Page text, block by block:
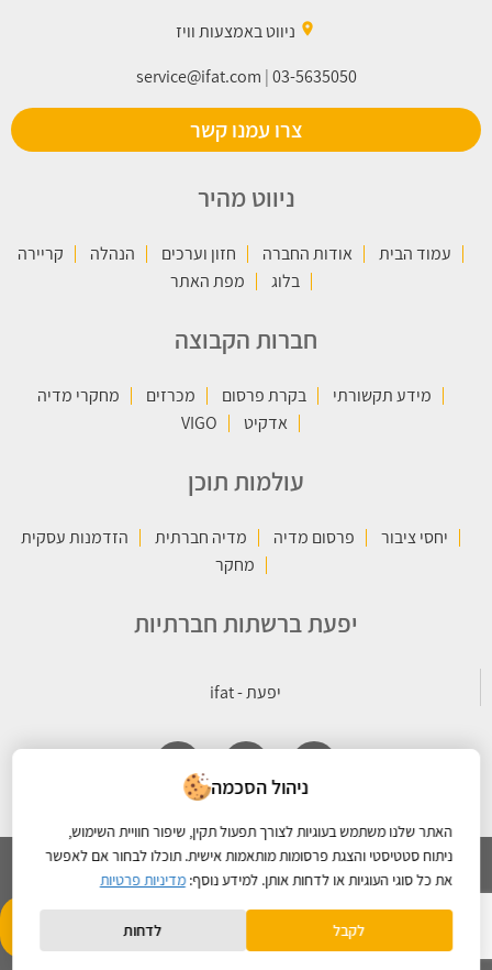
place ניווט באמצעות וויז
service@ifat.com |03-5635050
צרו עמנו קשר
ניווט מהיר
עמוד הבית אודות החברה חזון וערכים הנהלה
קריירה
בלוג
מפת האתר
חברות הקבוצה
מידע תקשורתי בקרת פרסום מכרזים
מחקרי מדיה
אדקיט
VIGO
עולמות תוכן
יחסי ציבור פרסום מדיה מדיה חברתית
הזדמנות עסקית
מחקר
יפעת ברשתות חברתיות
כל הזכויות שמורות © 2026 קבוצת יפעת | מדיניות הפרטיות
Created By
- תחזוקת
ניהול הסכמה
האתר שלנו משתמש בעוגיות לצורך תפעול תקין, שיפור חוויית השימוש,
ניתוח סטטיסטי והצגת פרסומות מותאמות אישית. תוכלו לבחור אם לאפשר
את כל סוגי העוגיות או לדחות אותן. למידע נוסף:מדיניות פרטיות
לקבל לדחות